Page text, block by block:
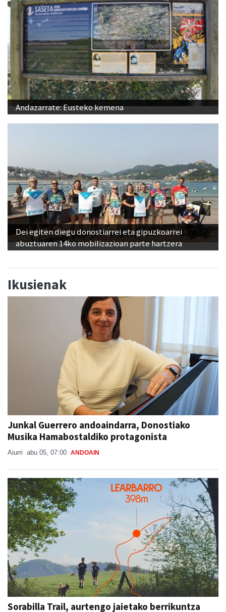
Andazarrate: Eusteko kemena
Dei egiten diegu donostiarrei eta gipuzkoarrei
abuztuaren 14ko mobilizazioan parte hartzera
Ikusienak
Junkal Guerrero andoaindarra, Donostiako
Musika Hamabostaldiko protagonista
Aiurri abu 05, 07:00 ANDOAIN
Sorabilla Trail, aurtengo jaietako berrikuntza